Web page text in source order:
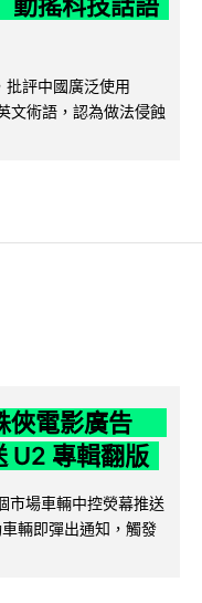
評中國廣泛使用
文術語，認為做法侵蝕
俠電影廣告
U2 專輯翻版
市場車輛中控熒幕推送
輛即彈出通知，觸發